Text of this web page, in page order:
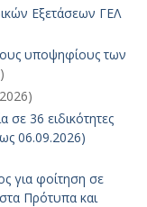
Εξετάσεων ΓΕΛ
υποψηφίους των
σε 36 ειδικότητες
06.09.2026)
για φοίτηση σε
Πρότυπα και